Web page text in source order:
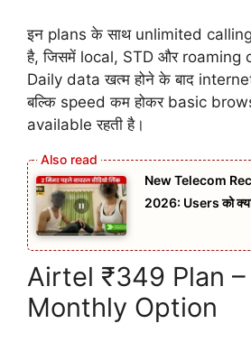
इन plans के साथ unlimited calling
है, जिसमें local, STD और roaming
Daily data खत्म होने के बाद internet
बल्कि speed कम होकर basic
available रहती है।
New Telecom
2026: Users को क्या
Airtel ₹349 Plan
Monthly Option